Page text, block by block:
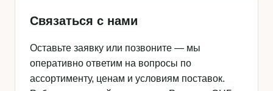
Связаться с нами
Оставьте заявку или позвоните — мы
оперативно ответим на вопросы по
ассортименту, ценам и условиям поставок.